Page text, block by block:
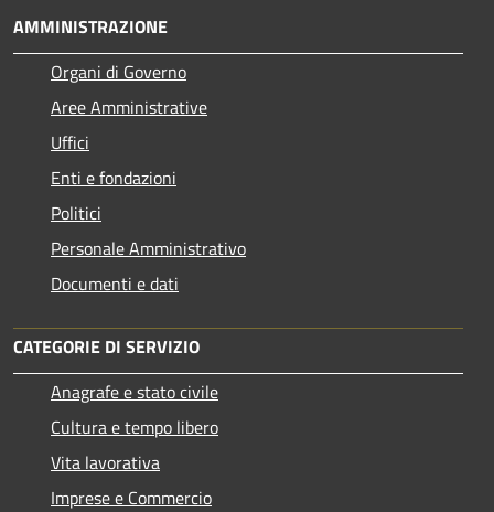
AMMINISTRAZIONE
Organi di Governo
Aree Amministrative
Uffici
Enti e fondazioni
Politici
Personale Amministrativo
Documenti e dati
CATEGORIE DI SERVIZIO
Anagrafe e stato civile
Cultura e tempo libero
Vita lavorativa
Imprese e Commercio